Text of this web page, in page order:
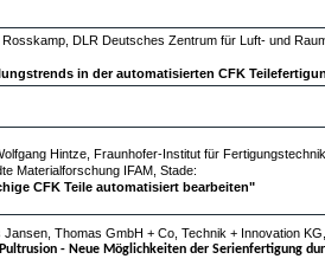
Rosskamp, DLR Deutsches Zentrum für Luft- und
in der automatisierten CFK
Hintze, Fraunhofer-Institut für
Materialforschung IFAM, Stade:
CFK Teile automatisiert bearbeiten"
Jansen, Thomas GmbH + Co, Technik + Innovation
- Neue Möglichkeiten der Serienfertigung